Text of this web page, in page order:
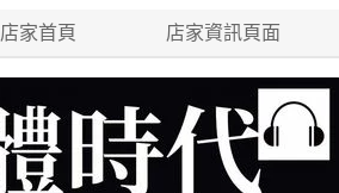
店家首頁 店家資訊頁面